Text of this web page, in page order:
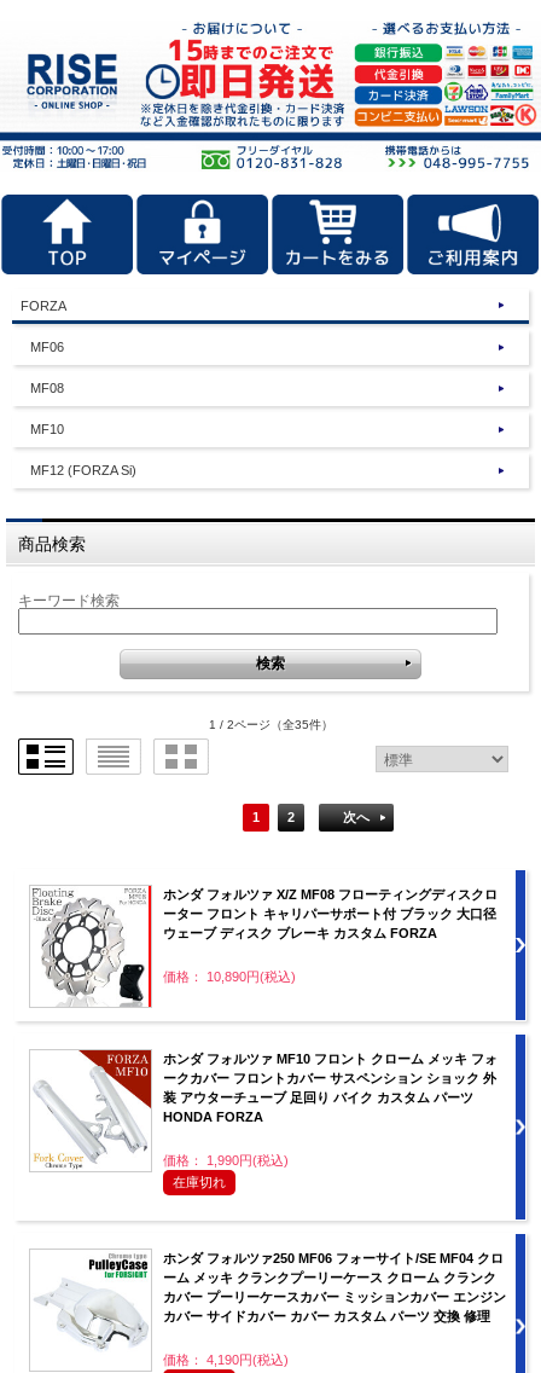
FORZA
MF06
MF08
MF10
MF12 (FORZA Si)
商品検索
キーワード検索
1 / 2ページ （全35件）
1 2 次へ
ホンダ フォルツァ X/Z MF08 フローティングディスクロ
ーター フロント キャリパーサポート付 ブラック 大口径
ウェーブ ディスク ブレーキ カスタム FORZA
価格： 10,890円(税込)
ホンダ フォルツァ MF10 フロント クローム メッキ フォ
ークカバー フロントカバー サスペンション ショック 外
装 アウターチューブ 足回り バイク カスタム パーツ
HONDA FORZA
価格： 1,990円(税込)
在庫切れ
ホンダ フォルツァ250 MF06 フォーサイト/SE MF04 クロ
ーム メッキ クランクプーリーケース クローム クランク
カバー プーリーケースカバー ミッションカバー エンジン
カバー サイドカバー カバー カスタム パーツ 交換 修理
価格： 4,190円(税込)